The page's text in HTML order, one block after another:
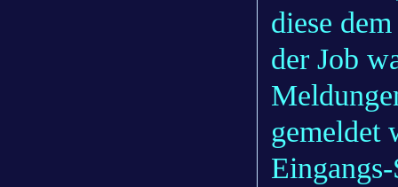
diese
der Job
gemeldet